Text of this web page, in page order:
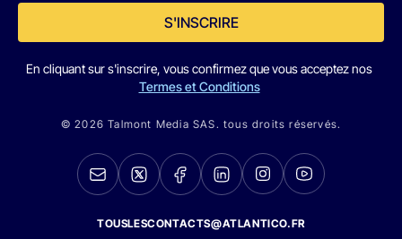
S'INSCRIRE
En cliquant sur s'inscrire, vous confirmez que vous acceptez nos
Termes et Conditions
© 2026 Talmont Media SAS. tous droits réservés.
TOUSLESCONTACTS@ATLANTICO.FR